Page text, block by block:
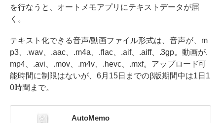
を行なうと、オートメモアプリにテキストデータが届
く。
テキスト化できる音声/動画ファイル形式は、音声が、m
p3、.wav、.aac、.m4a、.flac、.aif、.aiff、.3gp。動画が.
mp4、.avi、.mov、.m4v、.hevc、.mxf。アップロード可
能時間に制限はないが、6月15日までのβ版期間中は1日1
0時間まで。
AutoMemo